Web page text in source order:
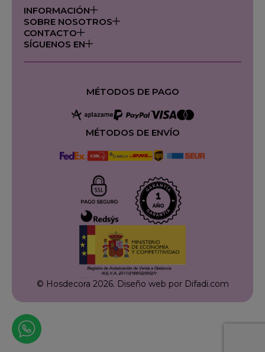
INFORMACIÓN
SOBRE NOSOTROS
CONTACTO
SÍGUENOS EN
MÉTODOS DE PAGO
MÉTODOS DE ENVÍO
© Hosdecora 2026. Diseño web por Difadi.com